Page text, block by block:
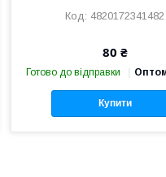
4820172341482
80 ₴
Готово до відправки Оптом
Купити